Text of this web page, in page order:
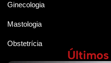
Ginecologia
Mastologia
Obstetrícia